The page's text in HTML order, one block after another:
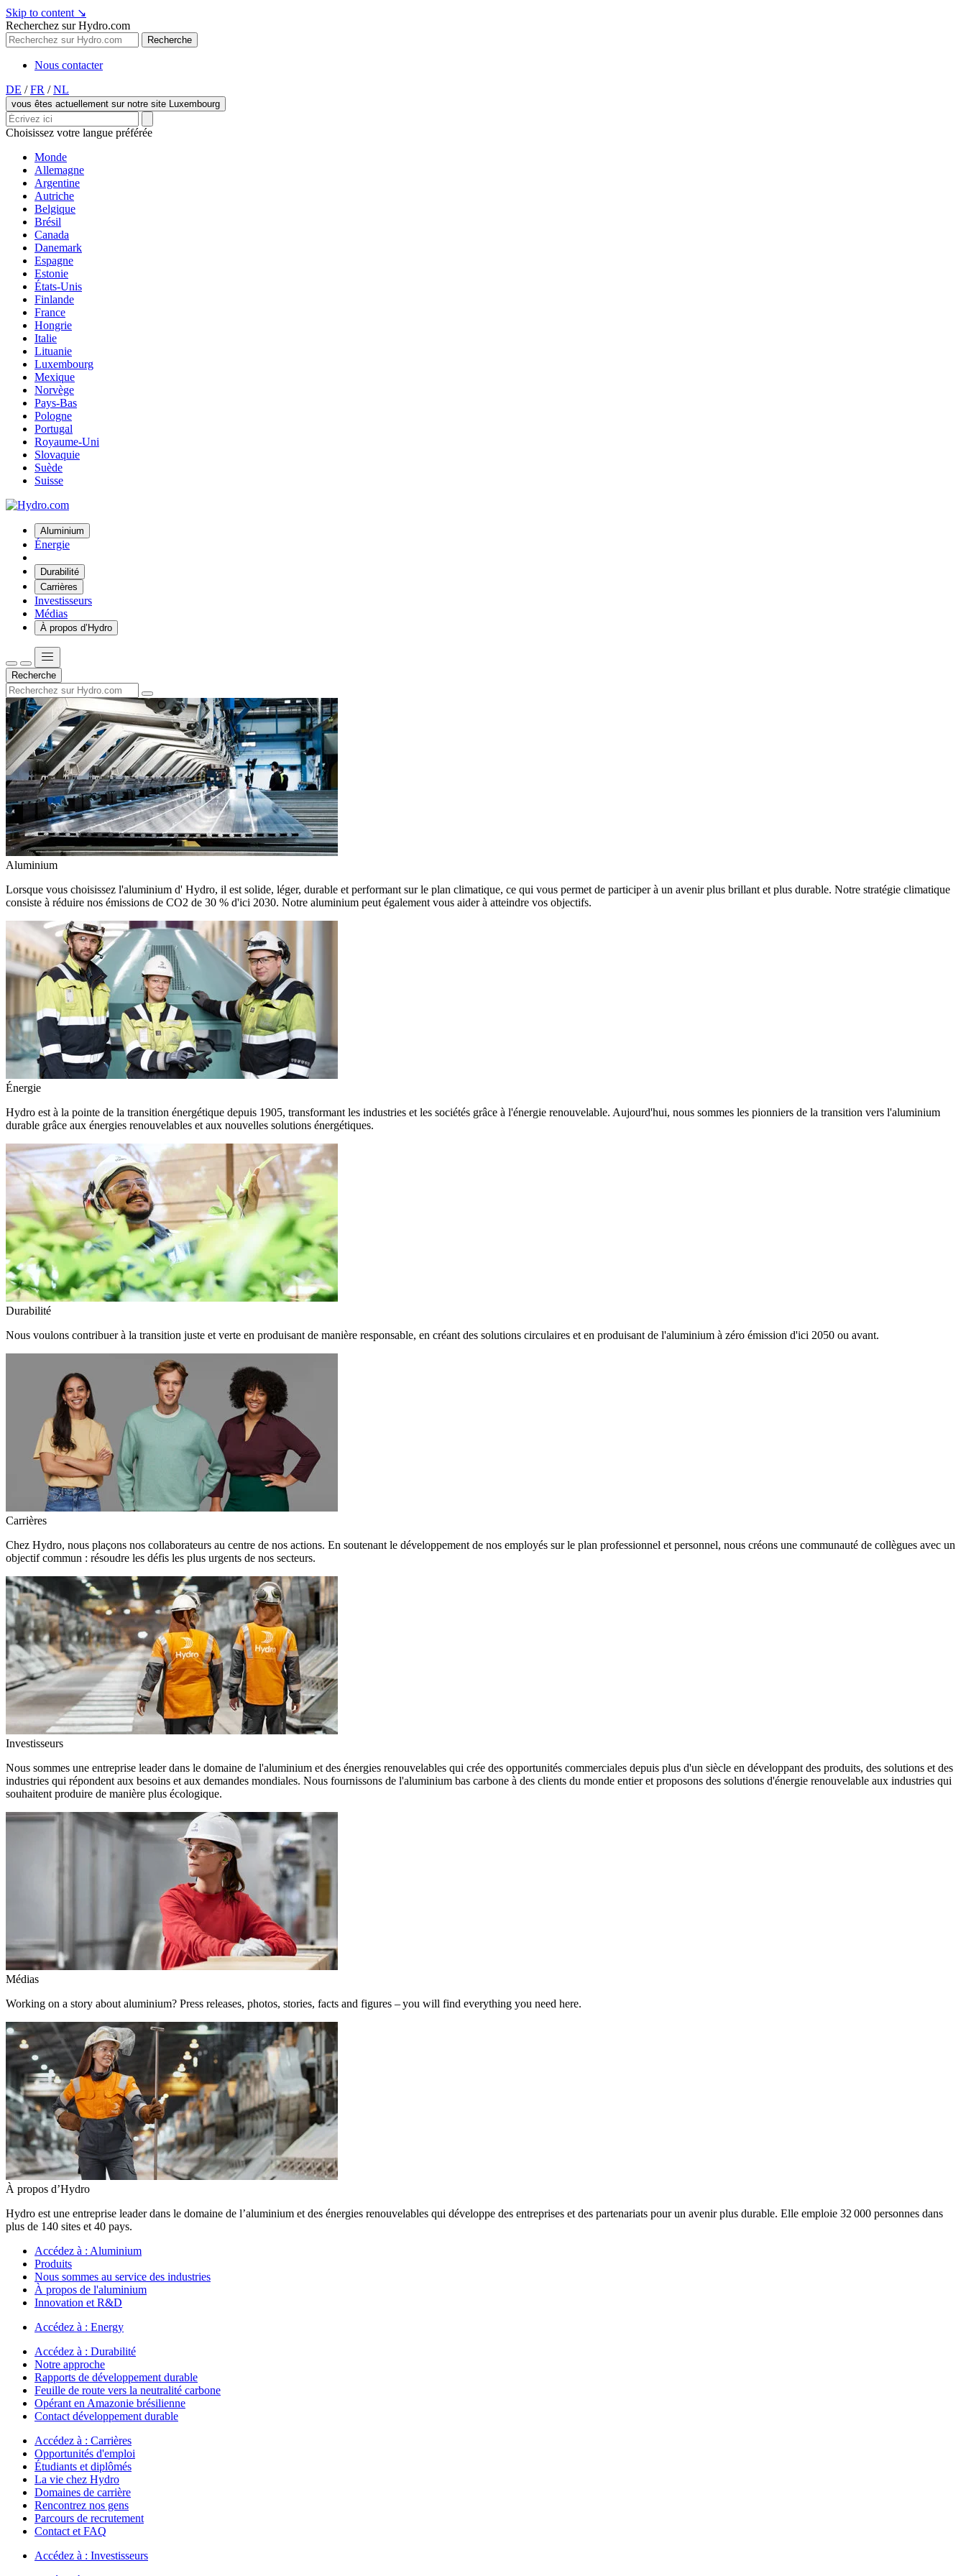
Skip to content ↘
Recherchez sur Hydro.com
Recherche
Nous contacter
DE / FR / NL
vous êtes actuellement sur notre site Luxembourg
Choisissez votre langue préférée
Monde
Allemagne
Argentine
Autriche
Belgique
Brésil
Canada
Danemark
Espagne
Estonie
États-Unis
Finlande
France
Hongrie
Italie
Lituanie
Luxembourg
Mexique
Norvège
Pays-Bas
Pologne
Portugal
Royaume-Uni
Slovaquie
Suède
Suisse
Aluminium
Énergie
Durabilité
Carrières
Investisseurs
Médias
À propos d’Hydro
Recherche
Aluminium
Lorsque vous choisissez l'aluminium d' Hydro, il est solide, léger, durable et performant sur le plan climatique, ce qui vous permet de participer à un avenir plus brillant et plus durable. Notre stratégie climatique
consiste à réduire nos émissions de CO2 de 30 % d'ici 2030. Notre aluminium peut également vous aider à atteindre vos objectifs.
Énergie
Hydro est à la pointe de la transition énergétique depuis 1905, transformant les industries et les sociétés grâce à l'énergie renouvelable. Aujourd'hui, nous sommes les pionniers de la transition vers l'aluminium
durable grâce aux énergies renouvelables et aux nouvelles solutions énergétiques.
Durabilité
Nous voulons contribuer à la transition juste et verte en produisant de manière responsable, en créant des solutions circulaires et en produisant de l'aluminium à zéro émission d'ici 2050 ou avant.
Carrières
Chez Hydro, nous plaçons nos collaborateurs au centre de nos actions. En soutenant le développement de nos employés sur le plan professionnel et personnel, nous créons une communauté de collègues avec un
objectif commun : résoudre les défis les plus urgents de nos secteurs.
Investisseurs
Nous sommes une entreprise leader dans le domaine de l'aluminium et des énergies renouvelables qui crée des opportunités commerciales depuis plus d'un siècle en développant des produits, des solutions et des
industries qui répondent aux besoins et aux demandes mondiales. Nous fournissons de l'aluminium bas carbone à des clients du monde entier et proposons des solutions d'énergie renouvelable aux industries qui
souhaitent produire de manière plus écologique.
Médias
Working on a story about aluminium? Press releases, photos, stories, facts and figures – you will find everything you need here.
À propos d’Hydro
Hydro est une entreprise leader dans le domaine de l’aluminium et des énergies renouvelables qui développe des entreprises et des partenariats pour un avenir plus durable. Elle emploie 32 000 personnes dans
plus de 140 sites et 40 pays.
Accédez à : Aluminium
Produits
Nous sommes au service des industries
À propos de l'aluminium
Innovation et R&D
Accédez à : Energy
Accédez à : Durabilité
Notre approche
Rapports de développement durable
Feuille de route vers la neutralité carbone
Opérant en Amazonie brésilienne
Contact développement durable
Accédez à : Carrières
Opportunités d'emploi
Étudiants et diplômés
La vie chez Hydro
Domaines de carrière
Rencontrez nos gens
Parcours de recrutement
Contact et FAQ
Accédez à : Investisseurs